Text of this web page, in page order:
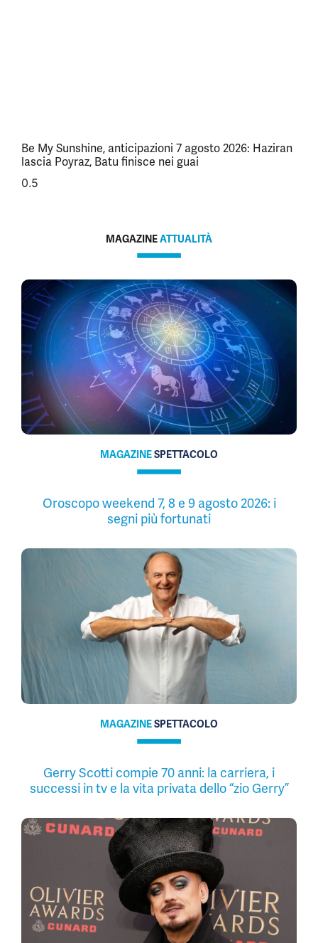
Be My Sunshine, anticipazioni 7 agosto 2026: Haziran
lascia Poyraz, Batu finisce nei guai
MAGAZINEATTUALITÀ
MAGAZINESPETTACOLO
Oroscopo weekend 7, 8 e 9 agosto 2026: i
segni più fortunati
MAGAZINESPETTACOLO
Gerry Scotti compie 70 anni: la carriera, i
successi in tv e la vita privata dello “zio Gerry”